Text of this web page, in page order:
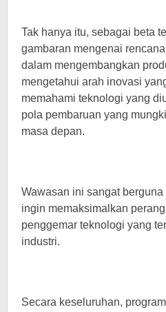
Tak hanya itu, sebagai beta
gambaran mengenai
dalam mengembangkan
mengetahui arah inovasi
memahami teknologi yang
pola pembaruan yang
masa depan.
Wawasan ini sangat
ingin memaksimalkan
penggemar teknologi yang
industri.
Secara keseluruhan,